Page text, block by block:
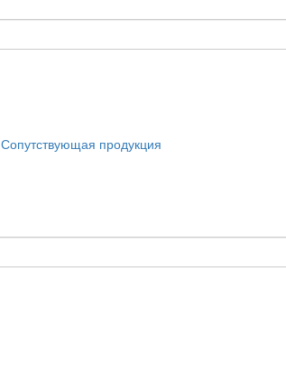
Сопутствующая продукция